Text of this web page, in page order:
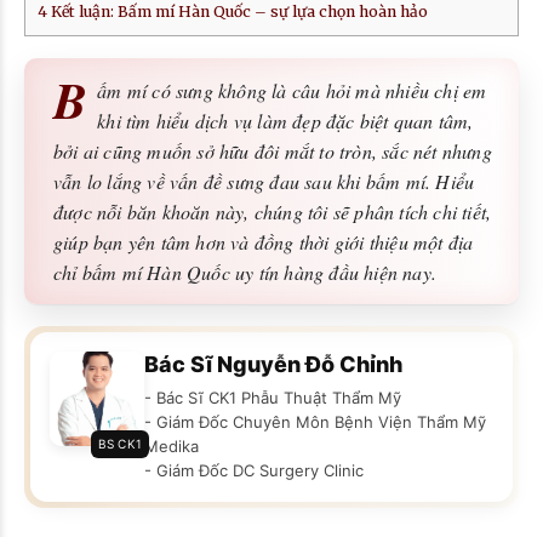
4 Kết luận: Bấm mí Hàn Quốc – sự lựa chọn hoàn hảo
B ấm mí có sưng không là câu hỏi mà nhiều chị em
khi tìm hiểu dịch vụ làm đẹp đặc biệt quan tâm,
bởi ai cũng muốn sở hữu đôi mắt to tròn, sắc nét nhưng
vẫn lo lắng về vấn đề sưng đau sau khi bấm mí. Hiểu
được nỗi băn khoăn này, chúng tôi sẽ phân tích chi tiết,
giúp bạn yên tâm hơn và đồng thời giới thiệu một địa
chỉ bấm mí Hàn Quốc uy tín hàng đầu hiện nay.
BS CK1
Bác Sĩ Nguyễn Đỗ Chỉnh
- Bác Sĩ CK1 Phẫu Thuật Thẩm Mỹ
- Giám Đốc Chuyên Môn Bệnh Viện Thẩm Mỹ
Medika
- Giám Đốc DC Surgery Clinic